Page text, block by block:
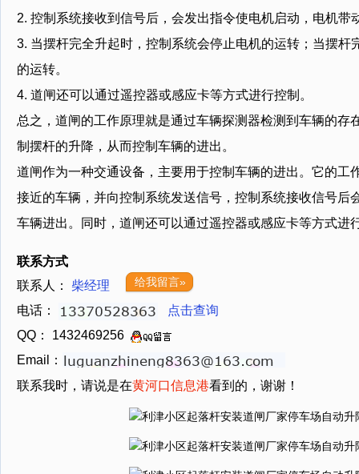
2. 控制系统接收到信号后，会发出指令使电机启动，电机带
3. 当摆杆完全升起时，控制系统会停止电机的运转；当摆杆
的运转。
4. 道闸还可以通过遥控器或感应卡等方式进行控制。
总之，道闸的工作原理就是通过车辆探测器检测到车辆的存
制摆杆的升降，从而控制车辆的进出。
道闸作为一种交通设备，主要用于控制车辆的进出。它的工
接近的车辆，并向控制系统发送信号，控制系统接收信号后
车辆进出。同时，道闸还可以通过遥控器或感应卡等方式进
联系方式
联系人： 柴经理 给我留言»
电话：
点击查询
QQ： 1432469256
Email：
联系我时，请说是在黄河口信息港看到的，谢谢！